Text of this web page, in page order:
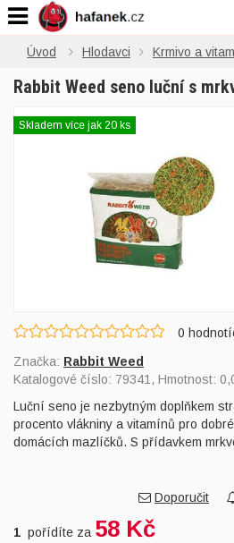
Úvod Hlodavci Krmivo a
Rabbit Weed seno luční s
Skladem více jak 20 ks
0
Značka: Rabbit Weed
Katalogové číslo: 79341 , Hmotnost:
Luční seno je nezbytným doplňkem
procento vlákniny a vitamínů pro
domácích mazlíčků. S přídavkem
Doporučit
1 pořídíte za 58 Kč